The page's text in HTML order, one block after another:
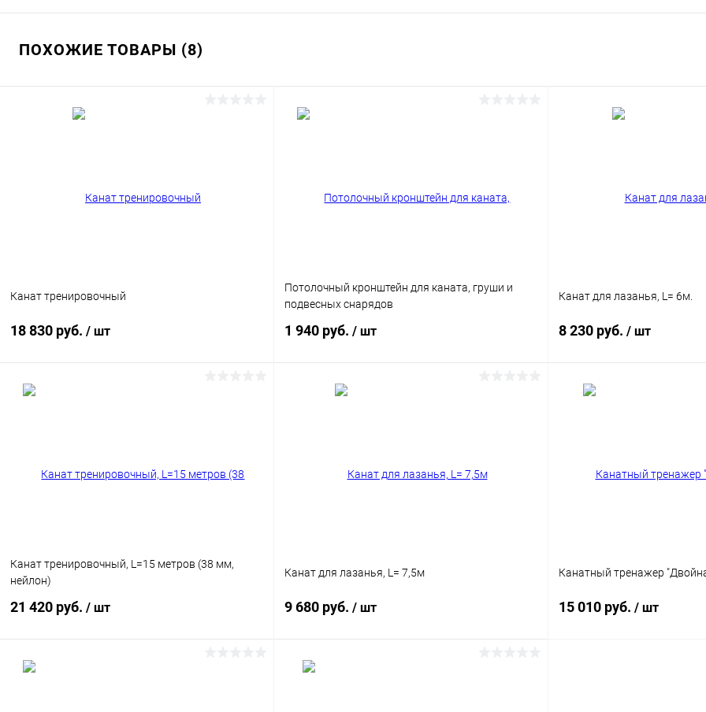
ПОХОЖИЕ ТОВАРЫ (8)
Канат тренировочный
18 830 руб. / шт
Потолочный кронштейн для каната, груши и
подвесных снарядов
1 940 руб. / шт
Канат для лазанья, L= 6м.
8 230 руб. / шт
Канат тренировочный, L=15 метров (38 мм,
нейлон)
21 420 руб. / шт
Канат для лазанья, L= 7,5м
9 680 руб. / шт
Канатный тренажер
15 010 руб. / шт